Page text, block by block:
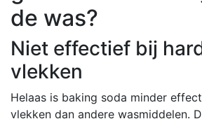
de was?
Niet effectief bij
vlekken
Helaas is baking soda minder
vlekken dan andere wasmiddelen.